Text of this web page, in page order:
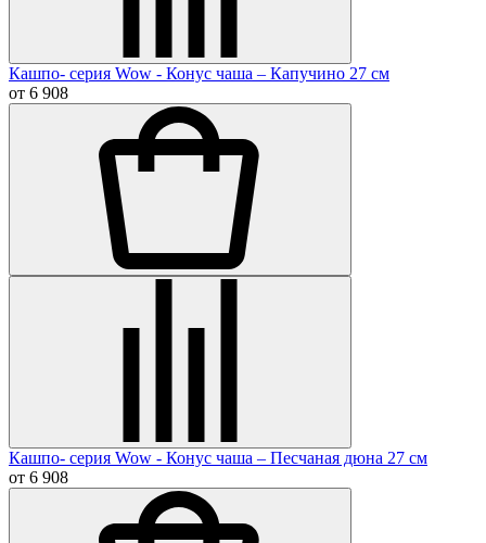
Кашпо- серия Wow - Конус чаша – Капучино 27 см
от 6 908
Кашпо- серия Wow - Конус чаша – Песчаная дюна 27 см
от 6 908